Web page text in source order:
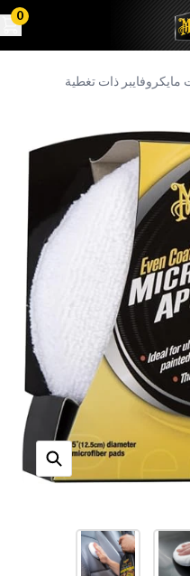
0
مايكروفايبر ذات تغطية